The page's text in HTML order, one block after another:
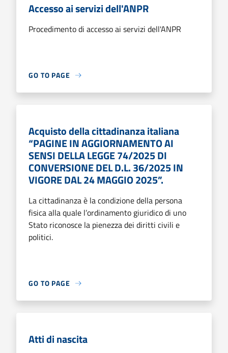
Accesso ai servizi dell'ANPR
Procedimento di accesso ai servizi dell'ANPR
GO TO PAGE
Acquisto della cittadinanza italiana
“PAGINE IN AGGIORNAMENTO AI
SENSI DELLA LEGGE 74/2025 DI
CONVERSIONE DEL D.L. 36/2025 IN
VIGORE DAL 24 MAGGIO 2025”.
La cittadinanza è la condizione della persona
fisica alla quale l’ordinamento giuridico di uno
Stato riconosce la pienezza dei diritti civili e
politici.
GO TO PAGE
Atti di nascita